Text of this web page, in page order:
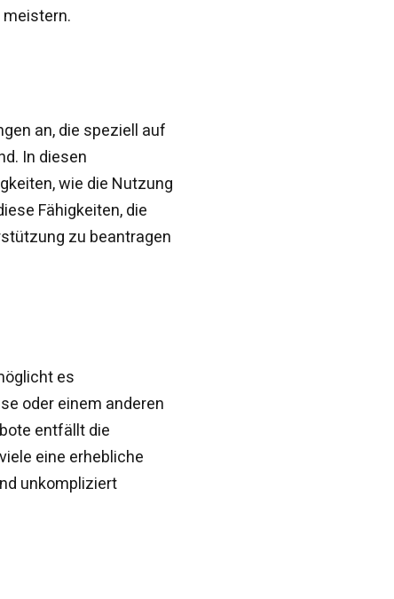
an, die speziell auf
In diesen
wie die Nutzung
Fähigkeiten, die
zu beantragen
es
oder einem anderen
entfällt die
eine erhebliche
unkompliziert